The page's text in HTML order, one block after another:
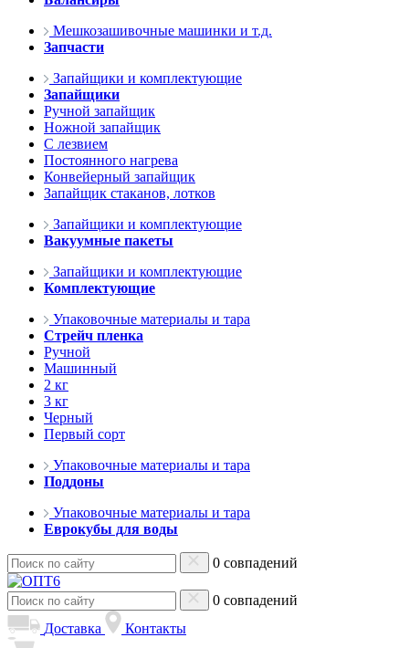
Мешкозашивочные машинки и т.д.
Запчасти
Запайщики и комплектующие
Запайщики
Ручной запайщик
Ножной запайщик
С лезвием
Постоянного нагрева
Конвейерный запайщик
Запайщик стаканов, лотков
Запайщики и комплектующие
Вакуумные пакеты
Запайщики и комплектующие
Комплектующие
Упаковочные материалы и тара
Стрейч пленка
Ручной
Машинный
2 кг
3 кг
Черный
Первый сорт
Упаковочные материалы и тара
Поддоны
Упаковочные материалы и тара
Еврокубы для воды
0 совпадений
0 совпадений
Доставка
Контакты